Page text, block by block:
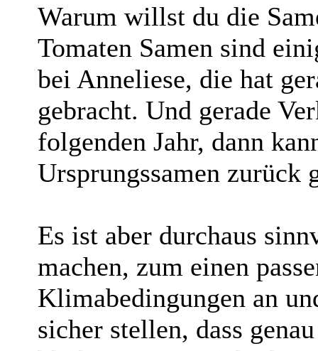
Warum willst du die
Tomaten Samen sind
bei Anneliese, die hat
gebracht. Und gerade
folgenden Jahr, dann
Ursprungssamen zurück
Es ist aber durchaus
machen, zum einen
Klimabedingungen an
sicher stellen, dass